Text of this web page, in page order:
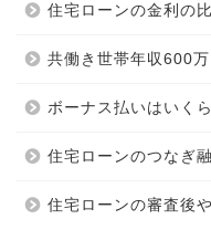
住宅ローンの金利の
共働き世帯年収600
ボーナス払いはいく
住宅ローンのつなぎ
住宅ローンの審査後